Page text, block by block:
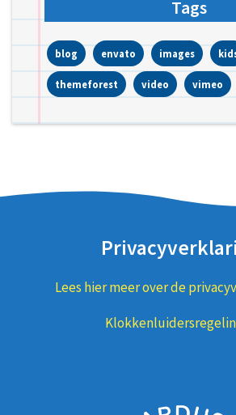
Tags
blog envato images
themeforest video vimeo
Lees hier meer over de